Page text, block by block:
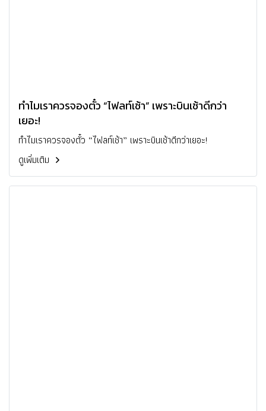
ทำไมเราควรจองตั๋ว “ไฟลท์เช้า” เพราะบินเช้าดีกว่า
เยอะ!
ทำไมเราควรจองตั๋ว “ไฟลท์เช้า” เพราะบินเช้าดีกว่าเยอะ!
ดูเพิ่มเติม